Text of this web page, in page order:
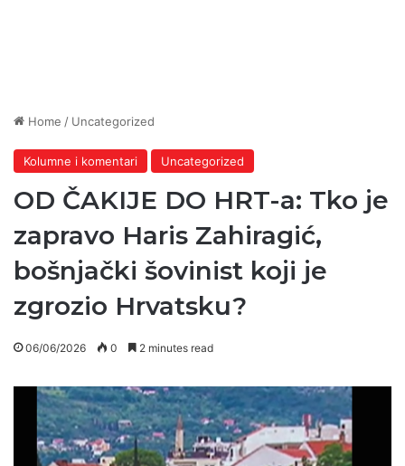
Home / Uncategorized
Kolumne i komentari Uncategorized
OD ČAKIJE DO HRT-a: Tko je
zapravo Haris Zahiragić,
bošnjački šovinist koji je
zgrozio Hrvatsku?
06/06/2026 0 2 minutes read